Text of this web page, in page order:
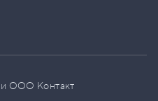
ООО Контакт